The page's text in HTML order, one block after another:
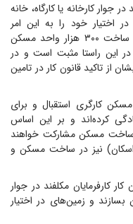
مکلفند در جوار کارخانه یا کارگاه، خانه
اختیار خود را به این امر
اختصاص بدهند.دبیرکل خانه کارگر به طرح ساخت ۳۰۰ هزار واحد مسکن
این راستا مثبت است و در
از تاکید قانون کار در تامین
کارگری استقبال و برای
کرده‌اند و بر این اساس
مسکن مشارکت خواهند
نیز در ساخت مسکن و
کرد: بر اساس ماده ۱۴۹ قانون کار کارفرمایان مکلفند در جوار
بسازند و زمین‌های در اختیار